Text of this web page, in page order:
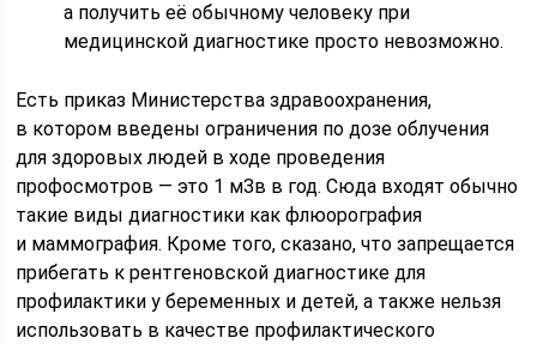
а получить её обычному человеку при
медицинской диагностике просто невозможно.
Есть приказ Министерства здравоохранения,
в котором введены ограничения по дозе облучения
для здоровых людей в ходе проведения
профосмотров — это 1 мЗв в год. Сюда входят обычно
такие виды диагностики как флюорография
и маммография. Кроме того, сказано, что запрещается
прибегать к рентгеновской диагностике для
профилактики у беременных и детей, а также нельзя
использовать в качестве профилактического